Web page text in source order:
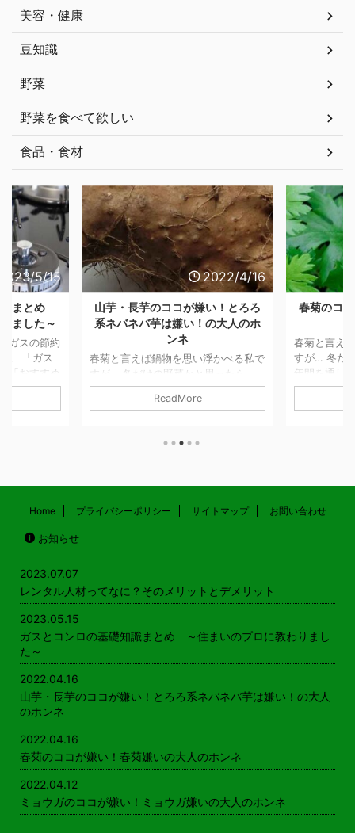
美容・健康
豆知識
野菜
野菜を食べて欲しい
食品・食材
5/15
識まとめ
ました～
ガスの節約
。 「ガス
「おすすめ
どもご紹介
？ 記事を
2022/4/16
山芋・長芋のココが嫌い！とろろ
系ネバネバ芋は嫌い！の大人のホ
ンネ
春菊と言えば鍋物を思い浮かべる私で
すが… 冬だけの野菜かと思ったら、
年間を通して出荷されているそうで
す。 鍋物以外には、サラダやおひた
キク科の野菜で、おなじキク科の食べ
食べてます。 山芋・長いも・ヤマト
は好 ...
ReadMore
春菊のコ
春菊と言え
すが… 冬だ
年間を通し
す。 鍋物以
大人からの
Home プライバシーポリシー サイトマップ お問い合わせ
お知らせ
2023.07.07
レンタル人材ってなに？そのメリットとデメリット
2023.05.15
ガスとコンロの基礎知識まとめ ～住まいのプロに教わりまし
た～
2022.04.16
山芋・長芋のココが嫌い！とろろ系ネバネバ芋は嫌い！の大人
のホンネ
2022.04.16
春菊のココが嫌い！春菊嫌いの大人のホンネ
2022.04.12
ミョウガのココが嫌い！ミョウガ嫌いの大人のホンネ